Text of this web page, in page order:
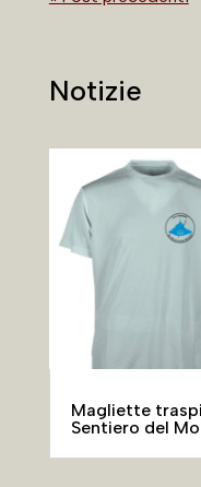
Notizie
Magliette
Sentiero del